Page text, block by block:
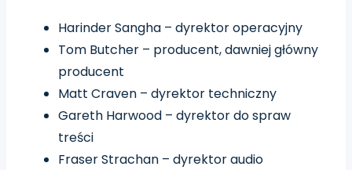
Harinder Sangha – dyrektor operacyjny
Tom Butcher – producent, dawniej główny
producent
Matt Craven – dyrektor techniczny
Gareth Harwood – dyrektor do spraw
treści
Fraser Strachan – dyrektor audio